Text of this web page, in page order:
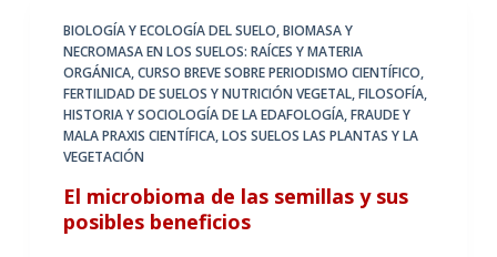
BIOLOGÍA Y ECOLOGÍA DEL SUELO,BIOMASA Y
NECROMASA EN LOS SUELOS: RAÍCES Y MATERIA
ORGÁNICA,CURSO BREVE SOBRE PERIODISMO CIENTÍFICO,
FERTILIDAD DE SUELOS Y NUTRICIÓN VEGETAL,FILOSOFÍA,
HISTORIA Y SOCIOLOGÍA DE LA EDAFOLOGÍA,FRAUDE Y
MALA PRAXIS CIENTÍFICA,LOS SUELOS LAS PLANTAS Y LA
VEGETACIÓN
El microbioma de las semillas y sus
posibles beneficios